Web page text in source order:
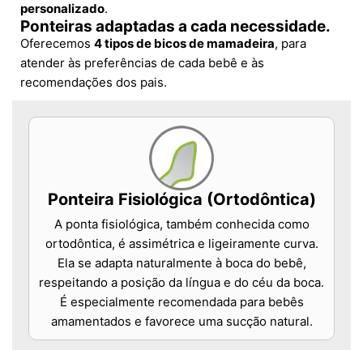
personalizado.
Ponteiras adaptadas a cada necessidade.
Oferecemos 4 tipos de bicos de mamadeira, para
atender às preferências de cada bebê e às
recomendações dos pais.
Ponteira Fisiológica (Ortodôntica)
A ponta fisiológica, também conhecida como
ortodôntica, é assimétrica e ligeiramente curva.
Ela se adapta naturalmente à boca do bebê,
respeitando a posição da língua e do céu da boca.
É especialmente recomendada para bebês
amamentados e favorece uma sucção natural.